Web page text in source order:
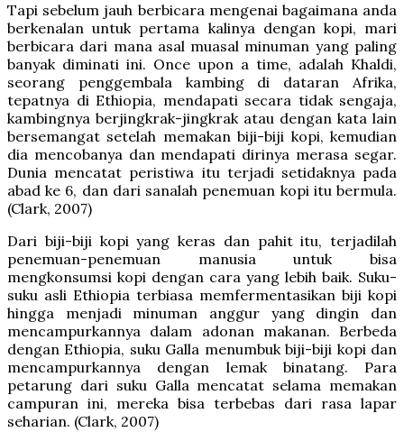
Tapi sebelum jauh berbicara mengenai bagaimana anda
berkenalan untuk pertama kalinya dengan kopi, mari
berbicara dari mana asal muasal minuman yang paling
banyak diminati ini. Once upon a time, adalah Khaldi,
seorang penggembala kambing di dataran Afrika,
tepatnya di Ethiopia, mendapati secara tidak sengaja,
kambingnya berjingkrak-jingkrak atau dengan kata lain
bersemangat setelah memakan biji-biji kopi, kemudian
dia mencobanya dan mendapati dirinya merasa segar.
Dunia mencatat peristiwa itu terjadi setidaknya pada
abad ke 6, dan dari sanalah penemuan kopi itu bermula.
(Clark, 2007)
Dari biji-biji kopi yang keras dan pahit itu, terjadilah
penemuan-penemuan manusia untuk bisa
mengkonsumsi kopi dengan cara yang lebih baik. Suku-
suku asli Ethiopia terbiasa memfermentasikan biji kopi
hingga menjadi minuman anggur yang dingin dan
mencampurkannya dalam adonan makanan. Berbeda
dengan Ethiopia, suku Galla menumbuk biji-biji kopi dan
mencampurkannya dengan lemak binatang. Para
petarung dari suku Galla mencatat selama memakan
campuran ini, mereka bisa terbebas dari rasa lapar
seharian. (Clark, 2007)